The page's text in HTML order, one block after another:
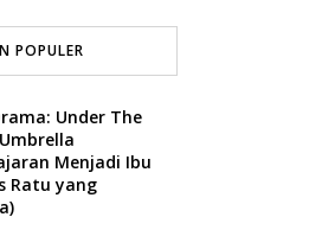
POPULER
Under The
Menjadi Ibu
Ratu yang